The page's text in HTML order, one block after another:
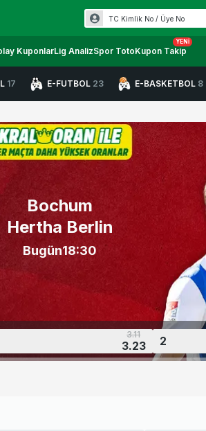
KuponlarLig AnalizSpor TotoKupon Takip
YENI
17 E-FUTBOL 23 E-BASKETBOL 8
Bochum
Hertha Berlin
Bugün18:30
3.11
3.23 2